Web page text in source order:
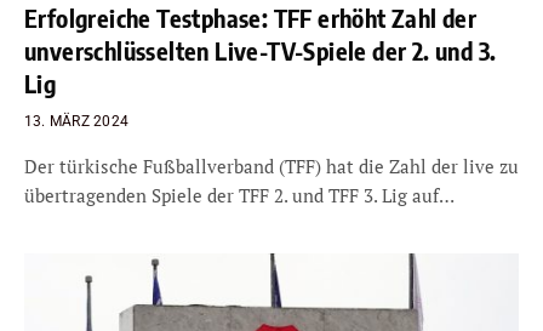
Erfolgreiche Testphase: TFF erhöht Zahl der
unverschlüsselten Live-TV-Spiele der 2. und 3.
Lig
13. MÄRZ 2024
Der türkische Fußballverband (TFF) hat die Zahl der live zu
übertragenden Spiele der TFF 2. und TFF 3. Lig auf…